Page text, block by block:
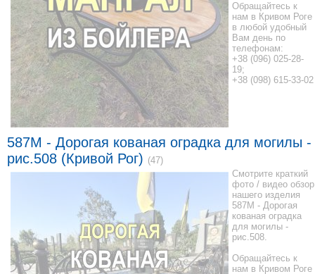
Обращайтесь к
нам в Кривом Роге
в любой удобный
Вам день по
телефонам:
+38 (096) 025-28-
19;
+38 (098) 615-33-02
587M - Дорогая кованая оградка для могилы -
рис.508 (Кривой Рог) (47)
Смотрите краткий
фото / видео обзор
нашего изделия
587M - Дорогая
кованая оградка
для могилы -
рис.508.
Обращайтесь к
нам в Кривом Роге